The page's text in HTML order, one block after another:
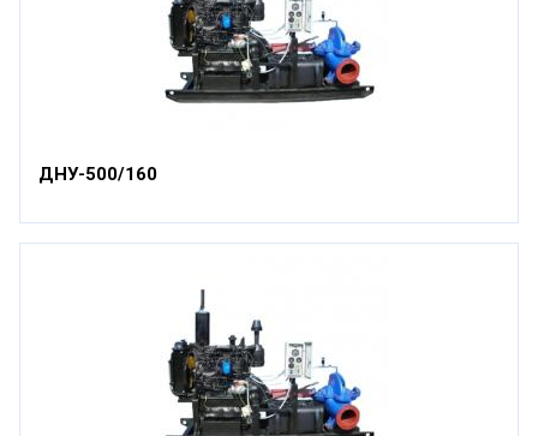
ДНУ-500/160